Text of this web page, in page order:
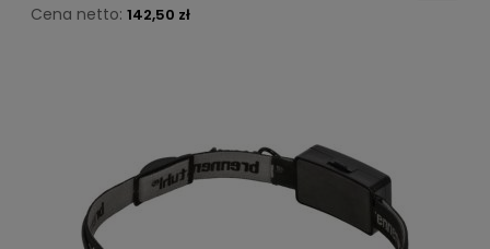
Cena netto: 142,50 zł